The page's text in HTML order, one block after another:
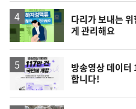
다리가 보내는
게 관리해요
방송영상 데이
합니다!